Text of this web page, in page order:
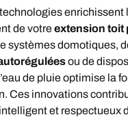
enrichissent
de votreextension toit
systèmes domotiques,
ou de
de pluie optimise la
Ces innovations
et respectueux